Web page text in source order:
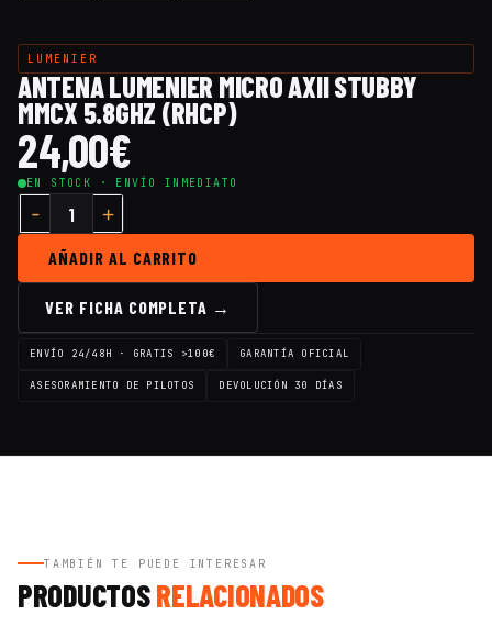
LUMENIER
ANTENA LUMENIER MICRO AXII STUBBY
MMCX 5.8GHZ (RHCP)
24,00€
EN STOCK · ENVÍO INMEDIATO
AÑADIR AL CARRITO
VER FICHA COMPLETA →
ENVÍO 24/48H · GRATIS >100€ GARANTÍA OFICIAL
ASESORAMIENTO DE PILOTOS DEVOLUCIÓN 30 DÍAS
TAMBIÉN TE PUEDE INTERESAR
PRODUCTOSRELACIONADOS